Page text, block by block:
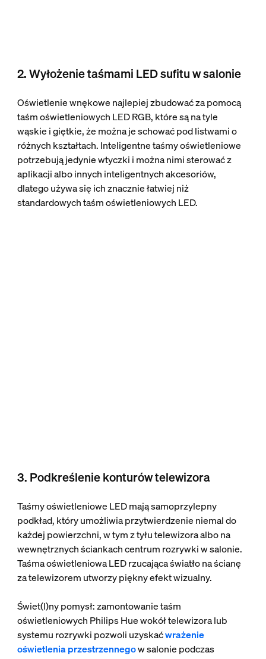
2. Wyłożenie taśmami LED sufitu w salonie
Oświetlenie wnękowe najlepiej zbudować za pomocą
taśm oświetleniowych LED RGB, które są na tyle
wąskie i giętkie, że można je schować pod listwami o
różnych kształtach. Inteligentne taśmy oświetleniowe
potrzebują jedynie wtyczki i można nimi sterować z
aplikacji albo innych inteligentnych akcesoriów,
dlatego używa się ich znacznie łatwiej niż
standardowych taśm oświetleniowych LED.
3. Podkreślenie konturów telewizora
Taśmy oświetleniowe LED mają samoprzylepny
podkład, który umożliwia przytwierdzenie niemal do
każdej powierzchni, w tym z tyłu telewizora albo na
wewnętrznych ściankach centrum rozrywki w salonie.
Taśma oświetleniowa LED rzucająca światło na ścianę
za telewizorem utworzy piękny efekt wizualny.
Świet(l)ny pomysł: zamontowanie taśm
oświetleniowych Philips Hue wokół telewizora lub
systemu rozrywki pozwoli uzyskaćwrażenie
oświetlenia przestrzennegow salonie podczas